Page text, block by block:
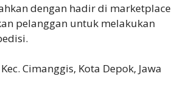
dengan hadir di marketplace
pelanggan untuk melakukan
Cimanggis, Kota Depok, Jawa